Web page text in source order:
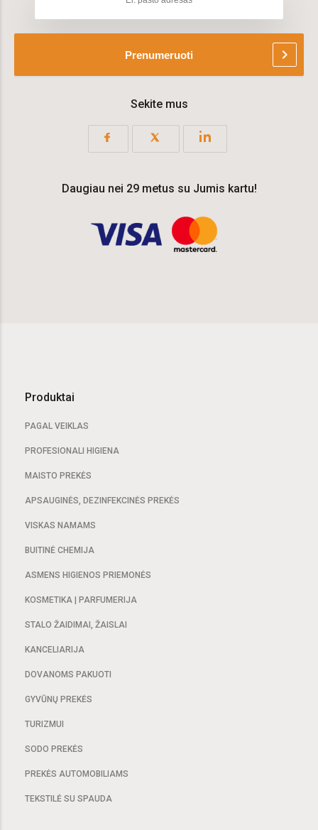
Prenumeruoti chevron_right
Sekite mus
Daugiau nei 29 metus su Jumis kartu!
Produktai
PAGAL VEIKLAS
PROFESIONALI HIGIENA
MAISTO PREKĖS
APSAUGINĖS, DEZINFEKCINĖS PREKĖS
VISKAS NAMAMS
BUITINĖ CHEMIJA
ASMENS HIGIENOS PRIEMONĖS
KOSMETIKA | PARFUMERIJA
STALO ŽAIDIMAI, ŽAISLAI
KANCELIARIJA
DOVANOMS PAKUOTI
GYVŪNŲ PREKĖS
TURIZMUI
SODO PREKĖS
PREKĖS AUTOMOBILIAMS
TEKSTILĖ SU SPAUDA